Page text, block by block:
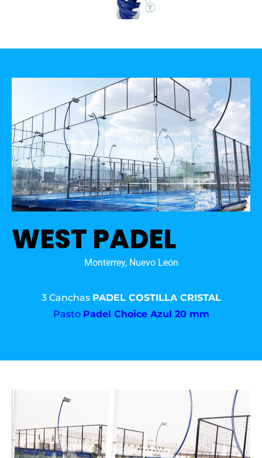
WEST PADEL
Monterrey, Nuevo León
3 Canchas PADEL COSTILLA CRISTAL
Pasto Padel Choice Azul 20 mm